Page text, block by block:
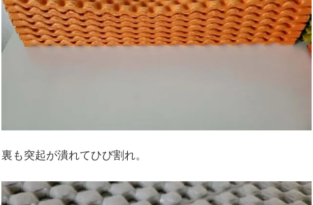
裏も突起が潰れてひび割れ。